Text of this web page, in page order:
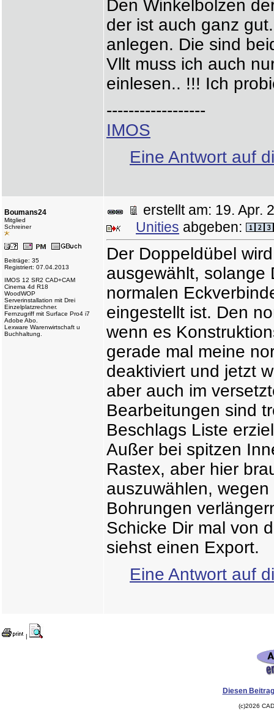
Den Winkelbolzen
der ist auch ganz
anlegen. Die sind
Vllt muss ich auch
einlesen.. !!! Ich
------------------
IMOS
Eine Antwort auf
Boumans24
Mitglied
Schreiner
Beiträge: 35
Registriert: 07.04.2013
IMOS 12 SR2 CAD+CAM
Cinema 4d R18
WoodWOP
Serverinstallation mit Drei
Einzelplatzrechner.
Fernzugriff mit Surface Pro4 i7
Adobe Abo.
Lexware Warenwirtschaft u
Buchhaltung.
erstellt am: 19.
Unities abgeben:
Der Doppeldübel
ausgewählt, solange
normalen
eingestellt ist. Den
wenn es
gerade mal meine
deaktiviert und jetzt
aber auch im
Bearbeitungen sind
Beschlags Liste
Außer bei spitzen
Rastex, aber hier
auszuwählen,
Bohrungen
Schicke Dir mal von
siehst einen Export.
Eine Antwort auf
|
Diesen
(c)2026